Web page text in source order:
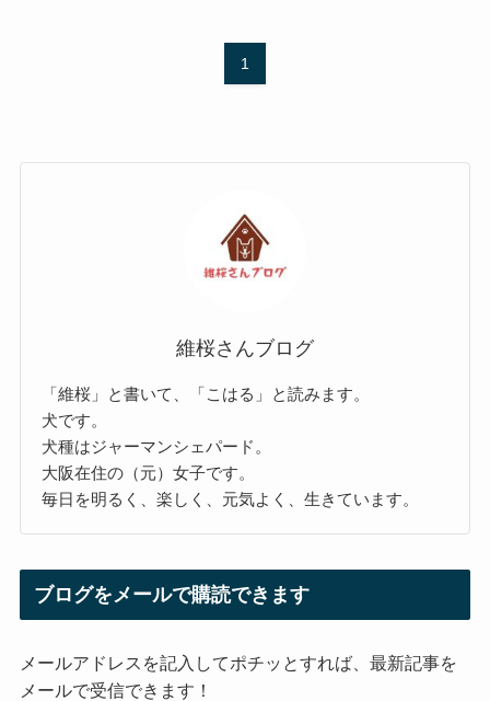
1
維桜さんブログ
「維桜」と書いて、「こはる」と読みます。
犬です。
犬種はジャーマンシェパード。
大阪在住の（元）女子です。
毎日を明るく、楽しく、元気よく、生きています。
ブログをメールで購読できます
メールアドレスを記入してポチッとすれば、最新記事を
メールで受信できます！